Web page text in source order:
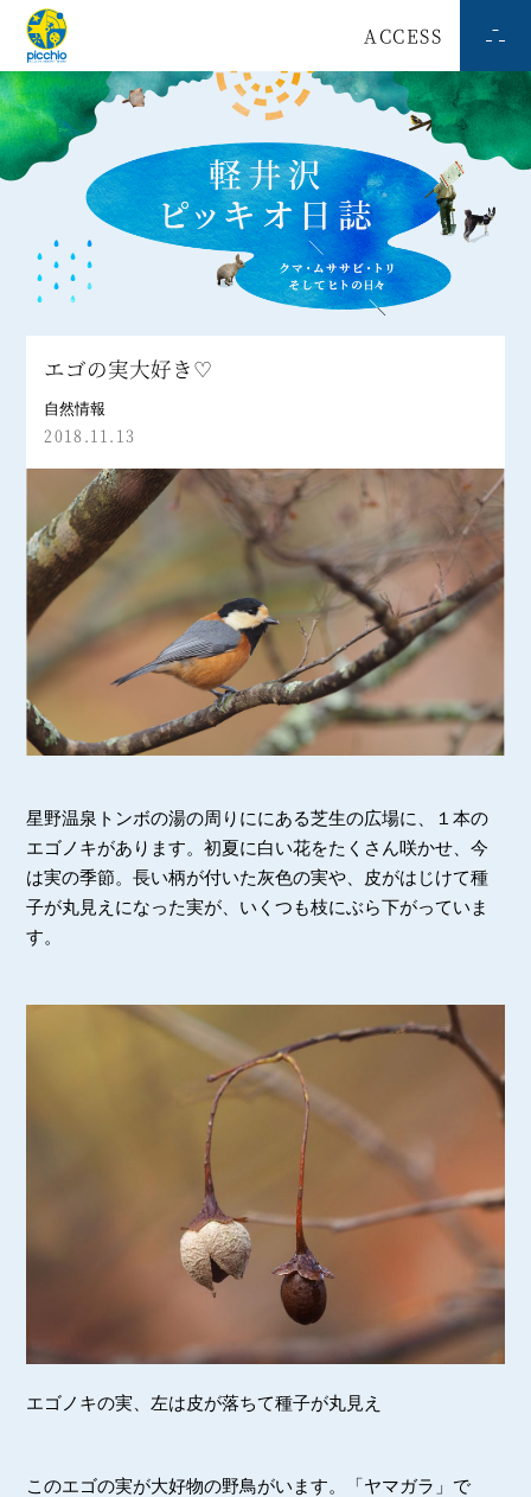
ACCESS
エゴの実大好き♡
自然情報
2018.11.13
星野温泉トンボの湯の周りににある芝生の広場に、１本の
エゴノキがあります。初夏に白い花をたくさん咲かせ、今
は実の季節。長い柄が付いた灰色の実や、皮がはじけて種
子が丸見えになった実が、いくつも枝にぶら下がっていま
す。
エゴノキの実、左は皮が落ちて種子が丸見え
このエゴの実が大好物の野鳥がいます。「ヤマガラ」で